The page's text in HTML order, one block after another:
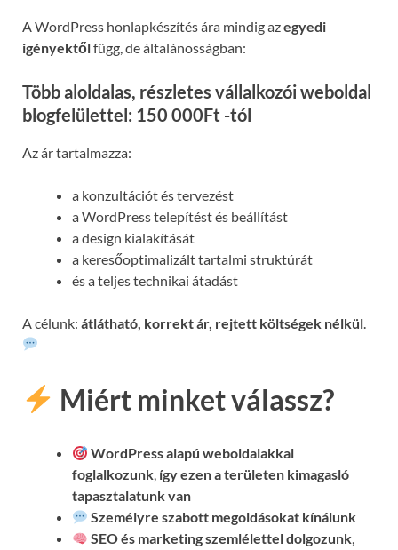
A WordPress honlapkészítés ára mindig azegyedi
igényektőlfügg, de általánosságban:
Több aloldalas, részletes vállalkozói weboldal
blogfelülettel: 150 000Ft -tól
Az ár tartalmazza:
a konzultációt és tervezést
a WordPress telepítést és beállítást
a design kialakítását
a keresőoptimalizált tartalmi struktúrát
és a teljes technikai átadást
A célunk: átlátható, korrekt ár, rejtett költségek nélkül.
Miért minket válassz?
WordPress alapú weboldalakkal
foglalkozunk, így ezen a területen kimagasló
tapasztalatunk van
Személyre szabott megoldásokat kínálunk
SEO és marketing szemlélettel dolgozunk,